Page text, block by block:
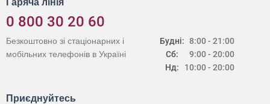
Гаряча лінія
0 800 30 20 60
Будні:
Сб:
Нд:
8:00 - 21:00
9:00 - 20:00
10:00 - 20:00
Безкоштовно зі стаціонарних і
мобільних телефонів в Україні
Приєднуйтесь